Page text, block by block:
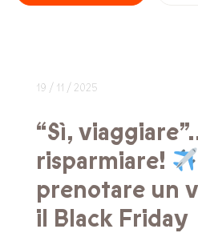
19 / 11 / 2025
“Sì,
risparmiare!
prenotare un
il Black Friday